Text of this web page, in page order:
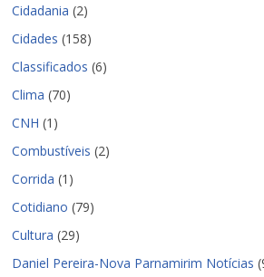
Cidadania (2)
Cidades (158)
Classificados (6)
Clima (70)
CNH (1)
Combustíveis (2)
Corrida (1)
Cotidiano (79)
Cultura (29)
Daniel Pereira-Nova Parnamirim Notícias